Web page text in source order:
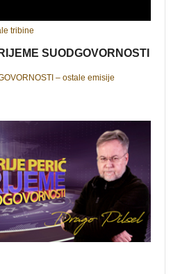
tribine
SUODGOVORNOSTI
– ostale emisije